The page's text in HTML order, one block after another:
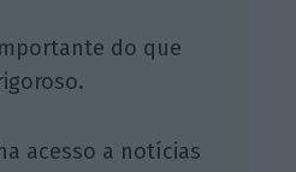
do que
acesso a notícias